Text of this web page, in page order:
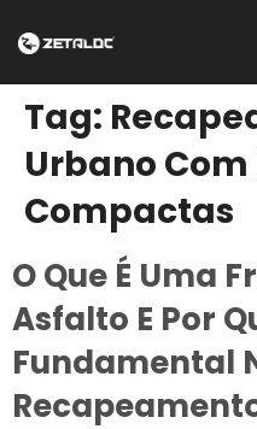
Tag:
Urbano
Compactas
O Que É Uma
Asfalto E Por
Fundamental